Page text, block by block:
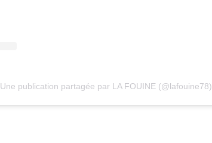
Une publication partagée par LA FOUINE (@lafouine78)